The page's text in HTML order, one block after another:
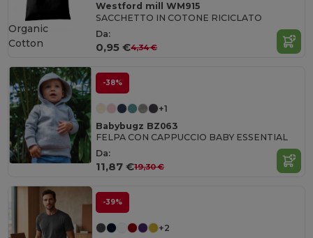
Westford mill WM915
SACCHETTO IN COTONE RICICLATO
Da:
0,95 €4,34 €
Organic
Cotton
-38%
+1
Babybugz BZ063
FELPA CON CAPPUCCIO BABY ESSENTIAL
Da:
11,87 €19,30 €
-39%
+2